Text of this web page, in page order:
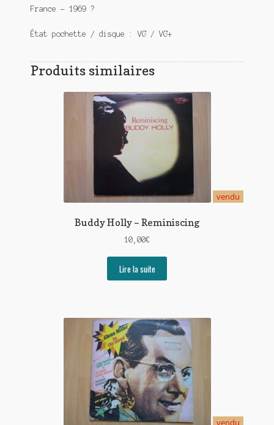
France – 1969 ?
État pochette / disque : VG / VG+
Produits similaires
vendu
Buddy Holly – Reminiscing
10,00€
Lire la suite